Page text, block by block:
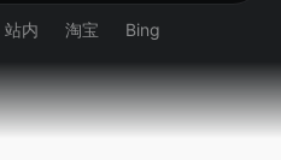
站内 淘宝 Bing